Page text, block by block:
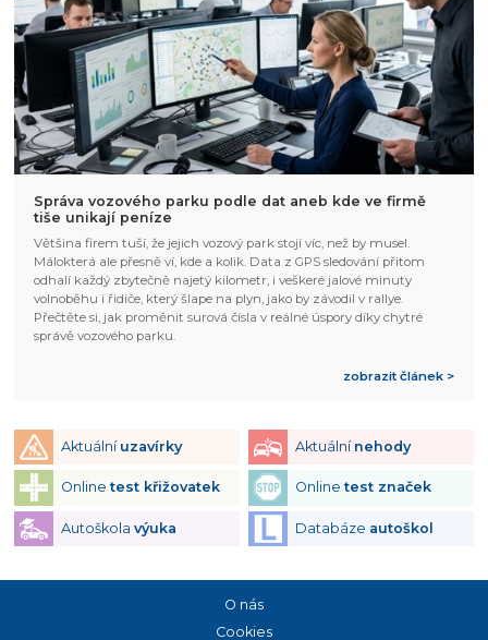
Správa vozového parku podle dat aneb kde ve firmě
tiše unikají peníze
Většina firem tuší, že jejich vozový park stojí víc, než by musel.
Málokterá ale přesně ví, kde a kolik. Data z GPS sledování přitom
odhalí každý zbytečně najetý kilometr, i veškeré jalové minuty
volnoběhu i řidiče, který šlape na plyn, jako by závodil v rallye.
Přečtěte si, jak proměnit surová čísla v reálné úspory díky chytré
správě vozového parku.
zobrazit článek >
Aktuální uzavírky Aktuální nehody
Onlinetest křižovatek Onlinetest značek
Autoškola výuka Databáze autoškol
O nás
Cookies